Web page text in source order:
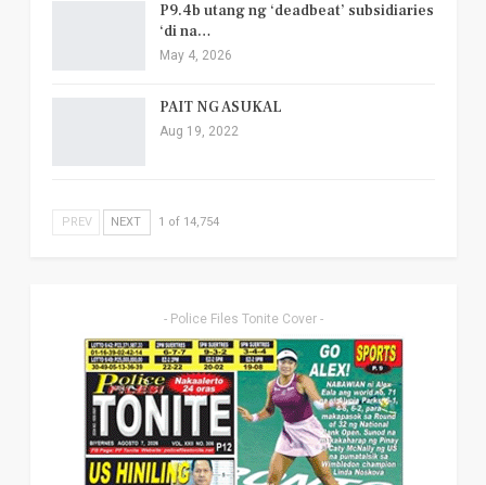
P9.4b utang ng ‘deadbeat’ subsidiaries
‘di na…
May 4, 2026
PAIT NG ASUKAL
Aug 19, 2022
PREV NEXT 1 of 14,754
- Police Files Tonite Cover -